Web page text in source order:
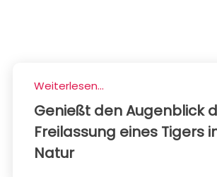
Weiterlesen...
Genießt den Augenblick
Freilassung eines Tigers
Natur